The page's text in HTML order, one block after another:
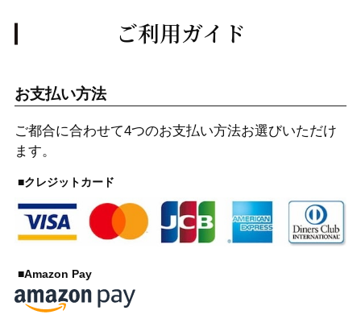
ご利用ガイド
お支払い方法
ご都合に合わせて4つのお支払い方法お選びいただけ
ます。
■クレジットカード
■Amazon Pay